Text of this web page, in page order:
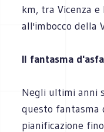
km, tra Vicenza e
all'imbocco della
Il fantasma
Negli ultimi anni
questo fantasma
pianificazione